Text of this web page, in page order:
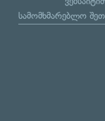
სამომხმარებლო